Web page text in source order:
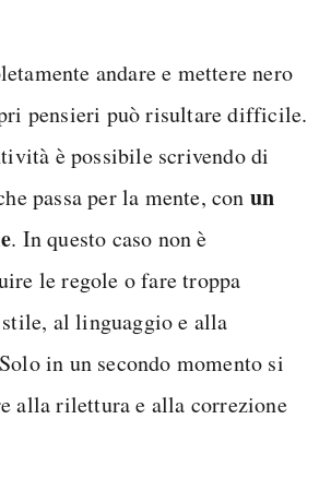
andare e mettere nero
pensieri può risultare difficile.
è possibile scrivendo di
passa per la mente, con un
. In questo caso non è
le regole o fare troppa
al linguaggio e alla
in un secondo momento si
alla rilettura e alla correzione